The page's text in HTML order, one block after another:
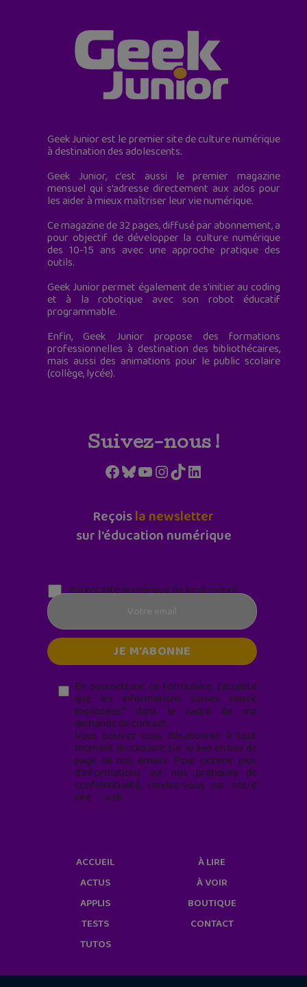
Geek Junior est le premier site de culture numérique
à destination des adolescents.
Geek Junior, c’est aussi le premier magazine
mensuel qui s’adresse directement aux ados pour
les aider à mieux maîtriser leur vie numérique.
Ce magazine de 32 pages, diffusé par abonnement, a
pour objectif de développer la culture numérique
des 10-15 ans avec une approche pratique des
outils.
Geek Junior permet également de s'initier au coding
et à la robotique avec son robot éducatif
programmable.
Enfin, Geek Junior propose des formations
professionnelles à destination des bibliothécaires,
mais aussi des animations pour le public scolaire
(collège, lycée).
Suivez-nous !
Facebook
Bluesky
YouTube
Instagram
TikTokLinkedIn
Reçoisla newsletter
sur l'éducation numérique
Parentalité numérique (le lundi matin)
En soumettant ce formulaire, j’accepte
que les informations saisies soient
exploitées* dans le cadre de ma
demande de contact.
Vous pouvez vous désabonner à tout
moment en cliquant sur le lien en bas de
page de nos emails. Pour obtenir plus
d'informations sur nos pratiques de
confidentialité, rendez-vous sur notre
site web
ACCUEIL
ACTUS
APPLIS
TESTS
TUTOS
À LIRE
À VOIR
BOUTIQUE
CONTACT